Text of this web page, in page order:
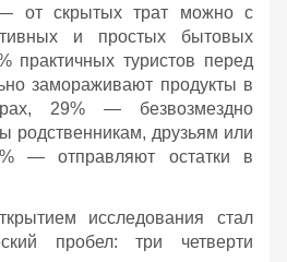
от скрытых трат можно с
и простых бытовых
практичных туристов перед
замораживают продукты в
29% — безвозмездно
родственникам, друзьям или
— отправляют остатки в
исследования стал
пробел: три четверти